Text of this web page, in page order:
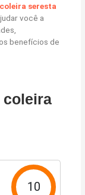
coleira seresta
você a
benefícios de
coleira
10